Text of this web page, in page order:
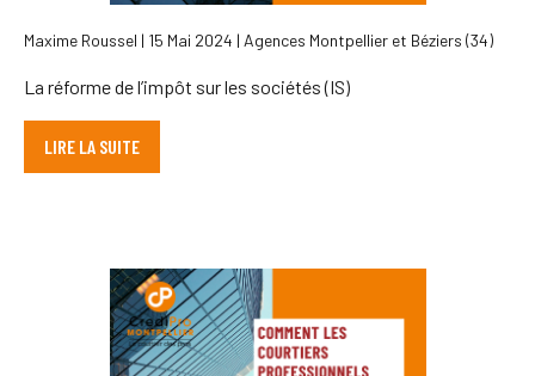
Maxime Roussel | 15 Mai 2024 | Agences Montpellier et Béziers (34)
La réforme de l’impôt sur les sociétés (IS)
LIRE LA SUITE